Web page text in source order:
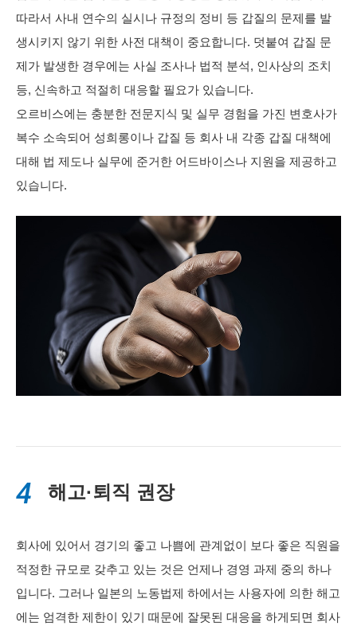
따라서 사내 연수의 실시나 규정의 정비 등 갑질의 문제를 발
생시키지 않기 위한 사전 대책이 중요합니다. 덧붙여 갑질 문
제가 발생한 경우에는 사실 조사나 법적 분석, 인사상의 조치
등, 신속하고 적절히 대응할 필요가 있습니다.
오르비스에는 충분한 전문지식 및 실무 경험을 가진 변호사가
복수 소속되어 성희롱이나 갑질 등 회사 내 각종 갑질 대책에
대해 법 제도나 실무에 준거한 어드바이스나 지원을 제공하고
있습니다.
4 해고·퇴직 권장
회사에 있어서 경기의 좋고 나쁨에 관계없이 보다 좋은 직원을
적정한 규모로 갖추고 있는 것은 언제나 경영 과제 중의 하나
입니다. 그러나 일본의 노동법제 하에서는 사용자에 의한 해고
에는 엄격한 제한이 있기 때문에 잘못된 대응을 하게되면 회사